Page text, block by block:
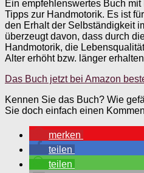
Ein empfehlenswertes Buch
Tipps zur Handmotorik. Es ist
den Erhalt der Selbständigkeit
überzeugt davon, dass durch
Handmotorik, die
Alter erhöht bzw. länger
Das Buch jetzt bei Amazon
Kennen Sie das Buch? Wie
Sie doch einfach einen
merken
teilen
teilen